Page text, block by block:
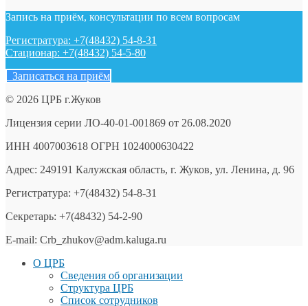
Запись на приём, консультации по всем вопросам
Регистратура: +7(48432) 54-8-31
Стационар: +7(48432) 54-5-80
Записаться на приём
© 2026 ЦРБ г.Жуков
Лицензия серии ЛО-40-01-001869 от 26.08.2020
ИНН 4007003618 ОГРН 1024000630422
Адрес: 249191 Калужская область, г. Жуков, ул. Ленина, д. 96
Регистратура: +7(48432) 54-8-31
Секретарь: +7(48432) 54-2-90
E-mail: Crb_zhukov@adm.kaluga.ru
О ЦРБ
Сведения об организации
Структура ЦРБ
Список сотрудников